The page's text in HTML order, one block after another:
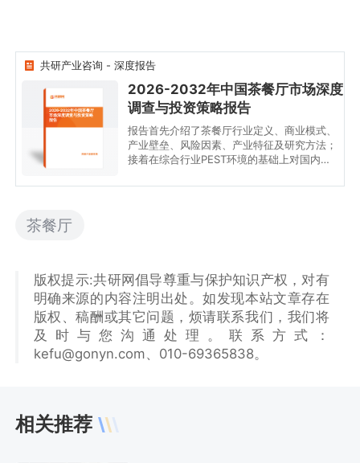
共研产业咨询 - 深度报告
2026-2032年中国茶餐厅
市场深度调查与投资策略
报告
2026-2032年中国茶餐厅市场深度
调查与投资策略报告
报告首先介绍了茶餐厅行业定义、商业模式、
产业壁垒、风险因素、产业特征及研究方法；
接着在综合行业PEST环境的基础上对国内外
重点分析；然后对于茶餐厅行业本身或相关产
出来科学严谨的预判。您若想对茶餐厅行业有
个系统的了解或者想投资茶餐厅行业，本报告
是您不可或缺的重要工具。
茶餐厅
版权提示:共研网倡导尊重与保护知识产权，对有
明确来源的内容注明出处。如发现本站文章存在
版权、稿酬或其它问题，烦请联系我们，我们将
及时与您沟通处理。联系方式：
kefu@gonyn.com、010-69365838。
相关推荐